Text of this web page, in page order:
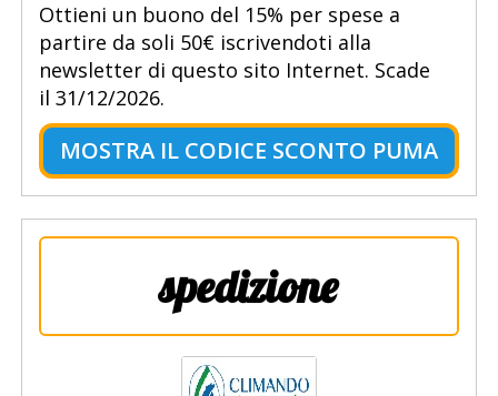
Ottieni un buono del 15% per spese a
partire da soli 50€ iscrivendoti alla
newsletter di questo sito Internet. Scade
il 31/12/2026.
MOSTRA IL CODICE SCONTO PUMA
spedizione